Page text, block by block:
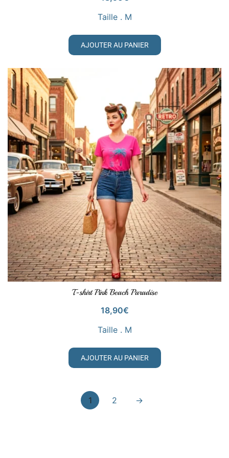
Taille . M
AJOUTER AU PANIER
VOIR LE PRODUIT
T-shirt Pink Beach Paradise
18,90€
Taille . M
AJOUTER AU PANIER
1 2 →